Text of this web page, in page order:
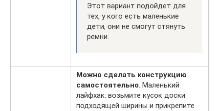
Этот вариант подойдет для
тех, у кого есть маленькие
дети, они не смогут стянуть
ремни.
Можно сделать конструкцию
самостоятельно. Маленький
лайфхак: возьмите кусок доски
подходящей ширины и прикрепите